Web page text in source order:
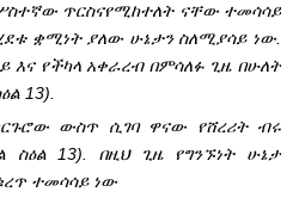
ጥርስናየሚከተለት ናቸው ተመሳሳይ
ቋሚነት ያለው ሁኔታን ስለሚያሳይ ነው.
የችካላ አቀራረብ በምሳለፉ ጊዜ በሁለት
13).
ውስጥ ሲገባ ዋናው የሸረሪት ብሩ
ስዕል 13). በዚህ ጊዜ የግንኙነት ሁኔታ
ተመሳሳይ ነው